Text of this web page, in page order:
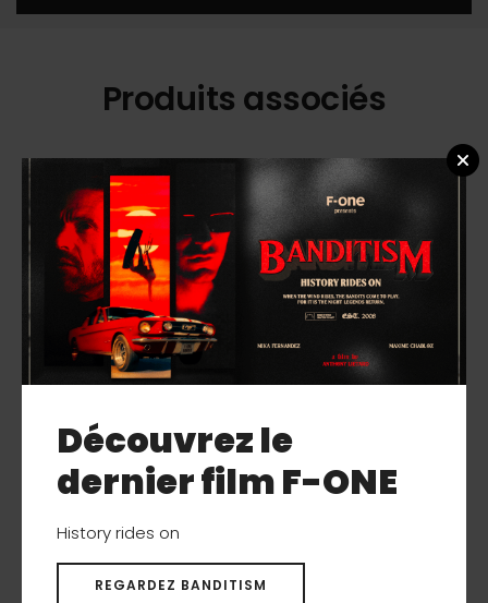
Produits associés
Découvrez le
dernier film F-ONE
History rides on
REGARDEZ BANDITISM